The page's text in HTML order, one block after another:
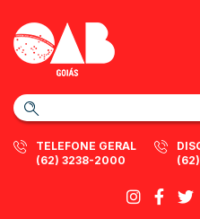
TELEFONE GERAL
(62) 3238-2000